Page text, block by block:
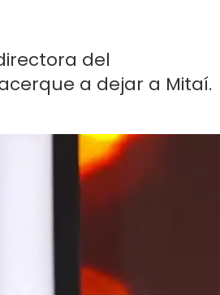
del
a dejar a Mitaí.